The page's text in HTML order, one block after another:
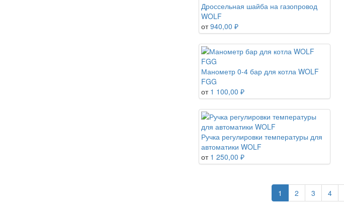
Дроссельная шайба на газопровод
WOLF
от 940,00 ₽
Манометр 0-4 бар для котла WOLF
FGG
от 1 100,00 ₽
Ручка регулировки температуры для
автоматики WOLF
от 1 250,00 ₽
1 2 3 4